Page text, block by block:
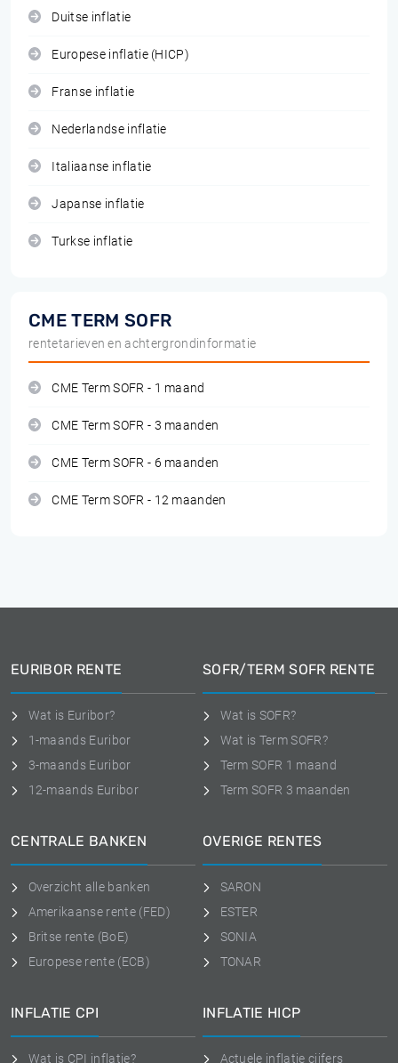
Duitse inflatie
Europese inflatie (HICP)
Franse inflatie
Nederlandse inflatie
Italiaanse inflatie
Japanse inflatie
Turkse inflatie
CME TERM SOFR
rentetarieven en achtergrondinformatie
CME Term SOFR - 1 maand
CME Term SOFR - 3 maanden
CME Term SOFR - 6 maanden
CME Term SOFR - 12 maanden
EURIBOR RENTE
Wat is Euribor?
1-maands Euribor
3-maands Euribor
12-maands Euribor
SOFR/TERM SOFR RENTE
Wat is SOFR?
Wat is Term SOFR?
Term SOFR 1 maand
Term SOFR 3 maanden
CENTRALE BANKEN
Overzicht alle banken
Amerikaanse rente (FED)
Britse rente (BoE)
Europese rente (ECB)
OVERIGE RENTES
SARON
ESTER
SONIA
TONAR
INFLATIE CPI
Wat is CPI inflatie?
INFLATIE HICP
Actuele inflatie cijfers